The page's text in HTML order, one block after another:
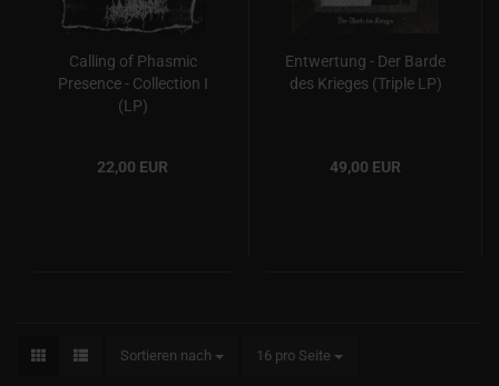
Calling of Phasmic
Presence - Collection I
(LP)
22,00 EUR
Entwertung - Der Barde
des Krieges (Triple LP)
49,00 EUR
Sortieren nach
Sortieren nach 16 pro Seite
pro Seite